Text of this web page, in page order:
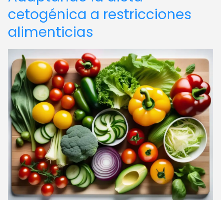
cetogénica a restricciones
alimenticias